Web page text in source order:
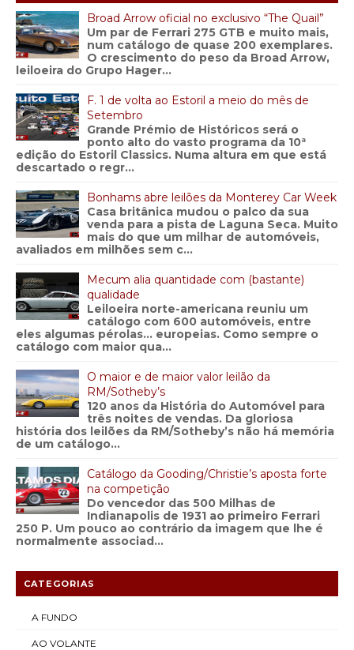
Broad Arrow oficial no exclusivo “The Quail”
Um par de Ferrari 275 GTB e muito mais,
num catálogo de quase 200 exemplares.
O crescimento do peso da Broad Arrow,
leiloeira do Grupo Hager...
F. 1 de volta ao Estoril a meio do mês de
Setembro
Grande Prémio de Históricos será o
ponto alto do vasto programa da 10ª
edição do Estoril Classics. Numa altura em que está
descartado o regr...
Bonhams abre leilões da Monterey Car Week
Casa britânica mudou o palco da sua
venda para a pista de Laguna Seca. Muito
mais do que um milhar de automóveis,
avaliados em milhões sem c...
Mecum alia quantidade com (bastante)
qualidade
Leiloeira norte-americana reuniu um
catálogo com 600 automóveis, entre
eles algumas pérolas… europeias. Como sempre o
catálogo com maior qua...
O maior e de maior valor leilão da
RM/Sotheby’s
120 anos da História do Automóvel para
três noites de vendas. Da gloriosa
história dos leilões da RM/Sotheby’s não há memória
de um catálogo...
Catálogo da Gooding/Christie’s aposta forte
na competição
Do vencedor das 500 Milhas de
Indianapolis de 1931 ao primeiro Ferrari
250 P. Um pouco ao contrário da imagem que lhe é
normalmente associad...
CATEGORIAS
A FUNDO
AO VOLANTE